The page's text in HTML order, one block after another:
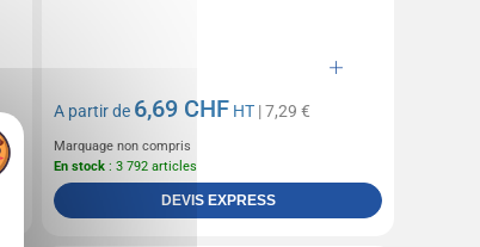
A partir de 6,69 CHF HT | 7,29 €
Marquage non compris
En stock : 3 792 articles
DEVIS EXPRESS